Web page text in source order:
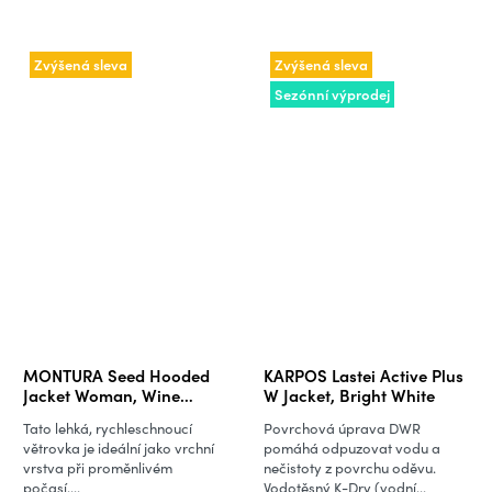
Zvýšená sleva
MONTURA Seed Hooded
Jacket Woman, Wine
Red/Melon
Tato lehká, rychleschnoucí
větrovka je ideální jako vrchní
vrstva při proměnlivém
počasí....
Zvýšená sleva
Sezónní výprodej
KARPOS Lastei Active Plus
W Jacket, Bright White
Povrchová úprava DWR
pomáhá odpuzovat vodu a
nečistoty z povrchu oděvu.
Vodotěsný K-Dry (vodní...